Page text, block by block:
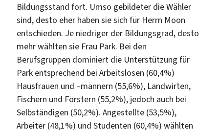
Bildungsstand fort. Umso gebildeter die Wähler
sind, desto eher haben sie sich für Herrn Moon
entschieden. Je niedriger der Bildungsgrad, desto
mehr wählten sie Frau Park. Bei den
Berufsgruppen dominiert die Unterstützung für
Park entsprechend bei Arbeitslosen (60,4%)
Hausfrauen und –männern (55,6%), Landwirten,
Fischern und Förstern (55,2%), jedoch auch bei
Selbständigen (50,2%). Angestellte (53,5%),
Arbeiter (48,1%) und Studenten (60,4%) wählten